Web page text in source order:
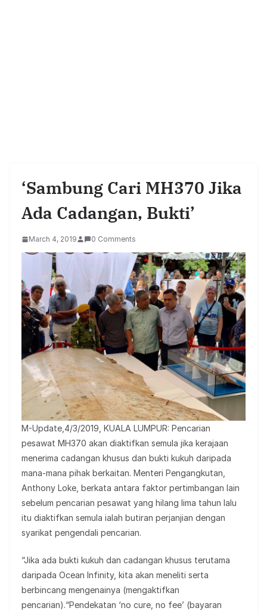
‘Sambung Cari MH370 Jika
Ada Cadangan, Bukti’
March 4, 2019 0 Comments
M-Update,4/3/2019, KUALA LUMPUR: Pencarian
pesawat MH370 akan diaktifkan semula jika kerajaan
menerima cadangan khusus dan bukti kukuh daripada
mana-mana pihak berkaitan. Menteri Pengangkutan,
Anthony Loke, berkata antara faktor pertimbangan lain
sebelum pencarian pesawat yang hilang lima tahun lalu
itu diaktifkan semula ialah butiran perjanjian dengan
syarikat pengendali pencarian.
“Jika ada bukti kukuh dan cadangan khusus terutama
daripada Ocean Infinity, kita akan meneliti serta
berbincang mengenainya (mengaktifkan
pencarian).“Pendekatan ‘no cure, no fee’ (bayaran